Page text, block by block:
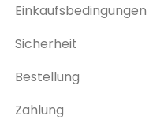
Einkaufsbedingungen
Sicherheit
Bestellung
Zahlung